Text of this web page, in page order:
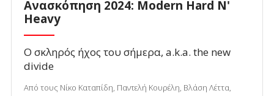
Ανασκόπηση 2024: Modern Hard N'
Heavy
Ο σκληρός ήχος του σήμερα, a.k.a. the new
divide
Από τους Νίκο Καταπίδη, Παντελή Κουρέλη, Βλάση Λέττα,